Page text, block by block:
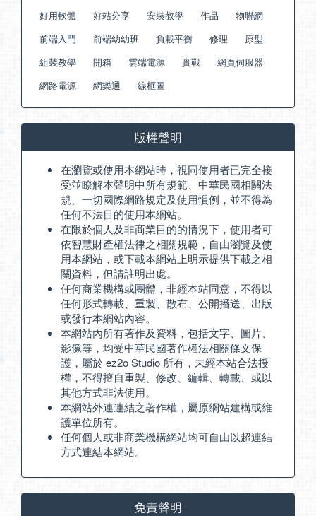
好用軟體
好站分享 安裝教學 作品
物聯網
前端入門
前端幼幼班 負載平衡 修理
原型
組裝教學
開箱 雲端電源 實戰
網頁伺服器
網路電源
網樂通 線框圖
版權聲明
在瀏覽或使用本網站時，視同使用者已完全接
受並瞭解本聲明中所有規範、中華民國相關法
規、一切國際網路規定及使用慣例，並不得為
任何不法目的使用本網站。
在限於個人及非商業目的的情況下，使用者可
依智慧財產權法律之相關規範，自由瀏覽及使
用本網站，或下載本網站上明示提供下載之相
關資料，但請註明出處。
任何商業機構或團體，非經本站同意，不得以
任何形式轉載、重製、散布、公開播送、出版
或發行本網站內容。
本網站內所有著作及資料，包括文字、圖片、
影像等，均受中華民國著作權法相關條文保
護，屬於 ez2o Studio 所有，未經本站合法授
權，不得擅自重製、修改、編輯、轉載、或以
其他方式非法使用。
本網站外連連結之著作權，屬原網站建構或維
護單位所有。
任何個人或非商業機構網站均可自由以超連結
方式連結本網站。
免責聲明